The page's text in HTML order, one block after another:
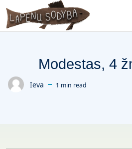
Skip to main content
Modestas, 4
Posted by
Ieva 1 min read